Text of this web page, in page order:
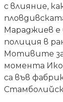
с влияние,
Мараджиев е
полиция в
Мотивите за
момента
са във